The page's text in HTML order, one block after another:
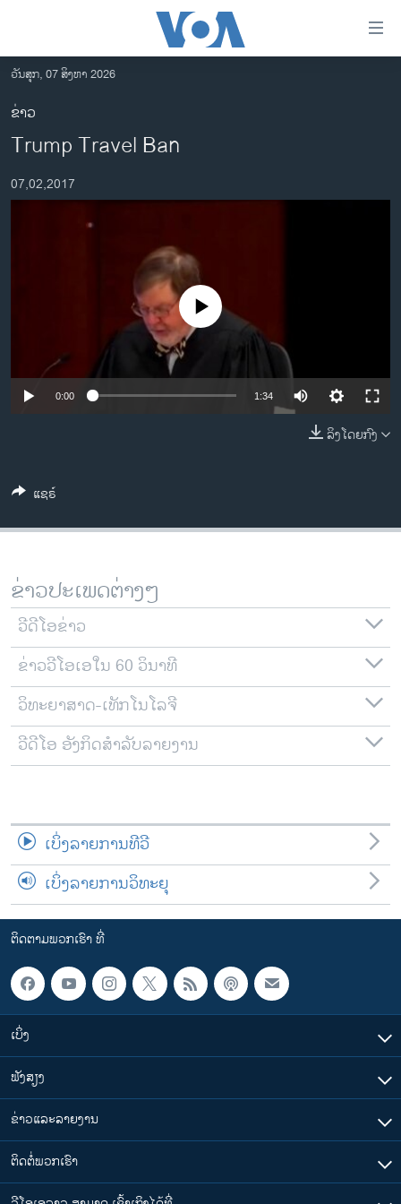
ເຂົ້າ
ຫາ
ຂ້າມ
ຂ້າມ
ໄປ
ອາເມຣິກາ
ການເລືອກຕັ້ງ ປະທານາທີບໍດີ ສະຫະລັດ 2024
ອິດສະຫຼະພາບດ້ານການຂ່າວ
ຊີວິດຊາວລາວ
ຊຸມຊົນຊາວລາວ
ພາສາອັງກິດ
ລາຍການກະຈາຍສຽງ
ລາຍງານ
ຕິດຕາມພວກເຮົາ ທີ່
ພາສາຕ່າງໆ
ວັນສຸກ, 07 ສິງຫາ 2026
ຂ່າວ
Trump Travel Ban
07,02,2017
No media source currently available
0:00 1:34
ລິງໂດຍກົງ
ແຊຣ໌
ຂ່າວປະເພດຕ່າງໆ
ວີດີໂອຂ່າວ
ຂ່າວວີໂອເອໃນ 60 ວິນາທີ
ວິທະຍາສາດ-ເທັກໂນໂລຈີ
ວີດີໂອ ອັງກິດສຳລັບລາຍງານ
ເບິ່ງລາຍການທີວີ
ເບິ່ງລາຍການວິທະຍຸ
ຕິດຕາມພວກເຮົາ ທີ່
ເບິ່ງ
ຟັງສຽງ
ຂ່າວແລະລາຍງານ
ຕິດຕໍ່ພວກເຮົາ